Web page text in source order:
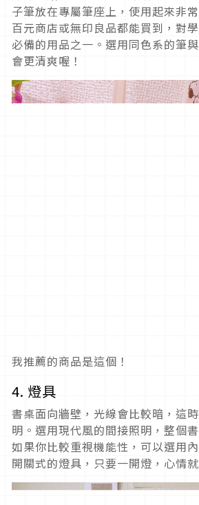
子筆放在專屬筆座上，使用起來非
百元商店或無印良品都能買到，對
必備的用品之一。選用同色系的筆
會更清爽喔！
我推薦的商品是這個！
4. 燈具
書桌面向牆壁，光線會比較暗，這
明。選用現代風的間接照明，整個
如果你比較重視機能性，可以選用
開關式的燈具，只要一開燈，心情